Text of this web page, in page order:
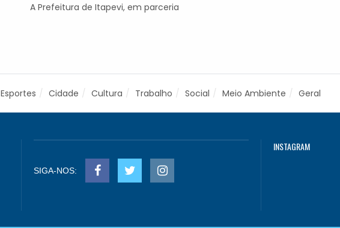
A Prefeitura de Itapevi, em parceria
Esportes Cidade Cultura Trabalho Social Meio Ambiente Geral
SIGA-NOS:
INSTAGRAM